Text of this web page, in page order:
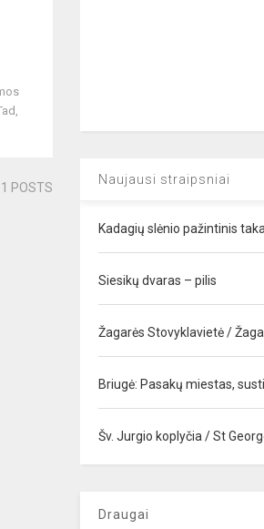
POSTS
Naujausi straipsniai
Kadagių slėnio pažintinis
Siesikų dvaras – pilis
Žagarės Stovyklavietė /
Briugė: Pasakų miestas,
Šv. Jurgio koplyčia / St
Draugai